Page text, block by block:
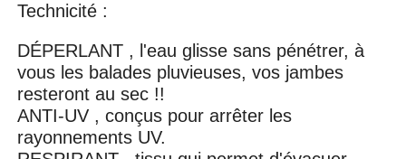
Technicité :
DÉPERLANT , l'eau glisse sans pénétrer, à
vous les balades pluvieuses, vos jambes
resteront au sec !!
ANTI-UV , conçus pour arrêter les
rayonnements UV.